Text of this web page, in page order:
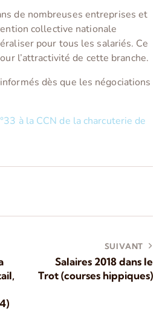
de nombreuses entreprises et
collective nationale
pour tous les salariés. Ce
l’attractivité de cette branche.
dès que les négociations
à la CCN de la charcuterie de
SUIVANT
Salaires 2018 dans le
Trot (courses hippiques)